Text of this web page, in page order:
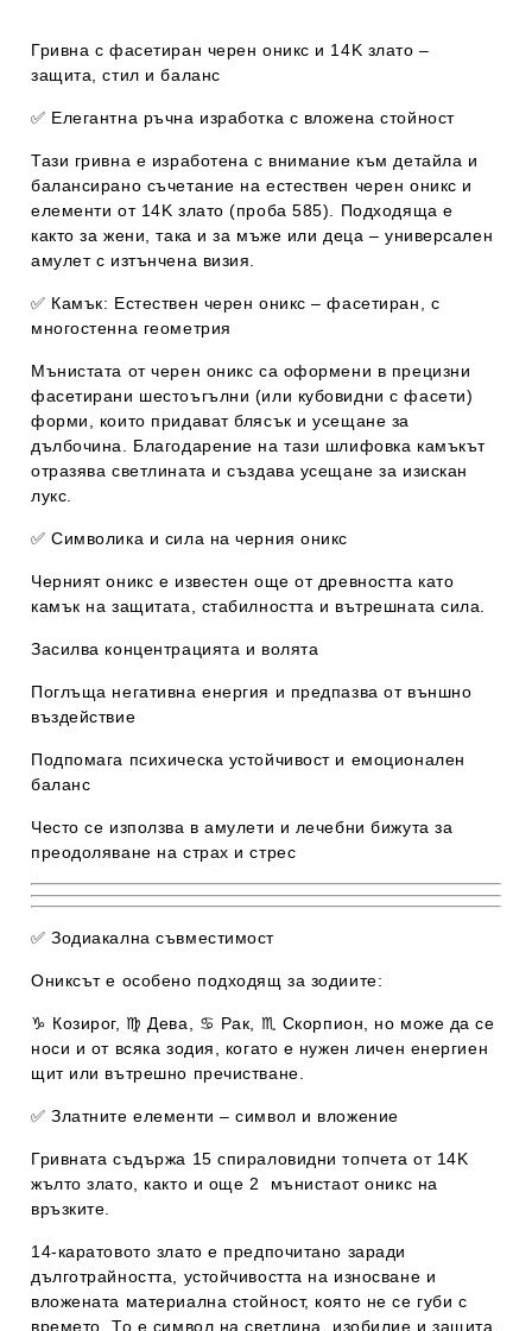
Гривна с фасетиран черен оникс и 14K злато –
защита, стил и баланс
✅ Елегантна ръчна изработка с вложена стойност
Тази гривна е изработена с внимание към детайла и
балансирано съчетание на естествен черен оникс и
елементи от 14K злато (проба 585). Подходяща е
както за жени, така и за мъже или деца – универсален
амулет с изтънчена визия.
✅ Камък: Естествен черен оникс – фасетиран, с
многостенна геометрия
Мънистата от черен оникс са оформени в прецизни
фасетирани шестоъгълни (или кубовидни с фасети)
форми
, които придават блясък и усещане за
дълбочина. Благодарение на тази шлифовка камъкът
отразява светлината и създава усещане за изискан
лукс.
✅Символика и сила на черния оникс
Черният оникс е известен още от древността като
камък назащитата, стабилността и вътрешната сила
Засилва концентрацията и волята
Поглъща негативна енергия и предпазва от външно
въздействие
Подпомага психическа устойчивост и емоционален
баланс
Често се използва в амулети и лечебни бижута за
преодоляване на страх и стрес
✅Зодиакална съвместимост
Ониксът е особено подходящ за зодиите:
♑ Козирог, ♍ Дева , ♋ Рак , ♏ Скорпион , но може да се
носи и от всяка зодия, когато е нужен личен енергиен
щит или вътрешно пречистване.
✅Златните елементи – символ и вложение
Гривната съдържа 15 спираловидни топчета от 14K
жълто злато , както и още 2 мънистаот оникс на
връзките
14-каратовото злато е предпочитано заради
дълготрайността, устойчивостта на износване и
вложената материална стойност, която не се губи с
времето. То е символ насветлина, изобилие и защита